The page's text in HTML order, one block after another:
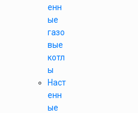
енн
ые
газо
вые
котл
ы
Наст
енн
ые